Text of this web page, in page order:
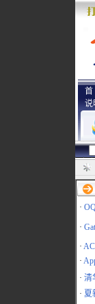
说
·
·
·
·
· 清
· 夏